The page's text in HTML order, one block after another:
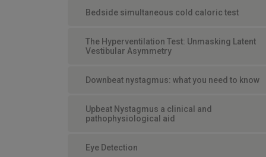
Bedside simultaneous cold caloric test
The Hyperventilation Test: Unmasking Latent
Vestibular Asymmetry
Downbeat nystagmus: what you need to know
Upbeat Nystagmus a clinical and
pathophysiological aid
Eye Detection